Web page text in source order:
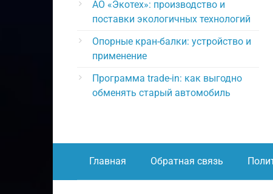
АО «Экотех»: производство и
поставки экологичных технологий
Опорные кран-балки: устройство и
применение
Программа trade-in: как выгодно
обменять старый автомобиль
Главная Обратная связь